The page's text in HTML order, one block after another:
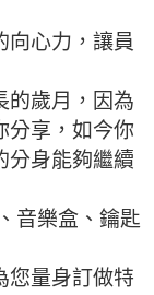
向心力，讓員
的歲月，因為
分享，如今你
分身能夠繼續
音樂盒、鑰匙
您量身訂做特